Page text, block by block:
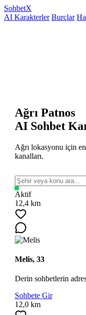
SohbetX
AI Karakterler Burçlar
Ağrı Patnos
AI Sohbet
Ağrı lokasyonu için
kanalları.
Aktif
12,4 km
Melis, 33
Derin sohbetlerin
Sohbete Gir
12,0 km